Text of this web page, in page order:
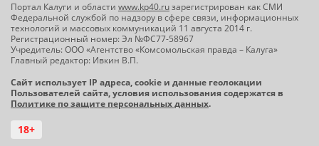
Портал Калуги и области www.kp40.ruзарегистрирован как СМИ
Федеральной службой по надзору в сфере связи, информационных
технологий и массовых коммуникаций 11 августа 2014 г.
Регистрационный номер: Эл №ФС77-58967
Учредитель: ООО «Агентство «Комсомольская правда – Калуга»
Главный редактор: Ивкин В.П.
Сайт использует IP адреса, cookie и данные геолокации
Пользователей сайта, условия использования содержатся в
Политике по защите персональных данных.
18+